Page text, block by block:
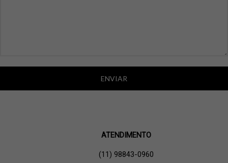
ENVIAR
ATENDIMENTO
(11) 98843-0960